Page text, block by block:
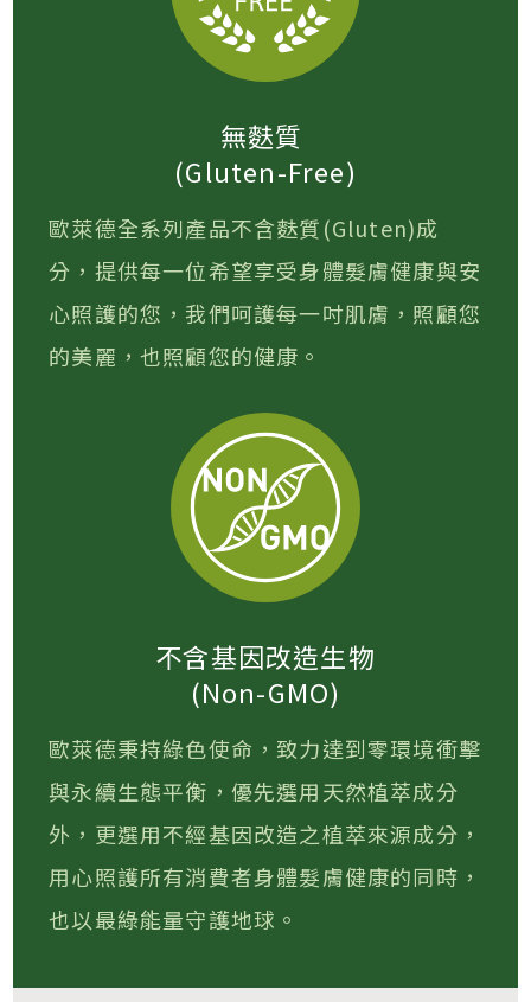
無麩質
(Gluten-Free)
歐萊德全系列產品不含麩質(Gluten)成
分，提供每一位希望享受身體髮膚健康與安
心照護的您，我們呵護每一吋肌膚，照顧您
的美麗，也照顧您的健康。
不含基因改造生物
(Non-GMO)
歐萊德秉持綠色使命，致力達到零環境衝擊
與永續生態平衡，優先選用天然植萃成分
外，更選用不經基因改造之植萃來源成分，
用心照護所有消費者身體髮膚健康的同時，
也以最綠能量守護地球。